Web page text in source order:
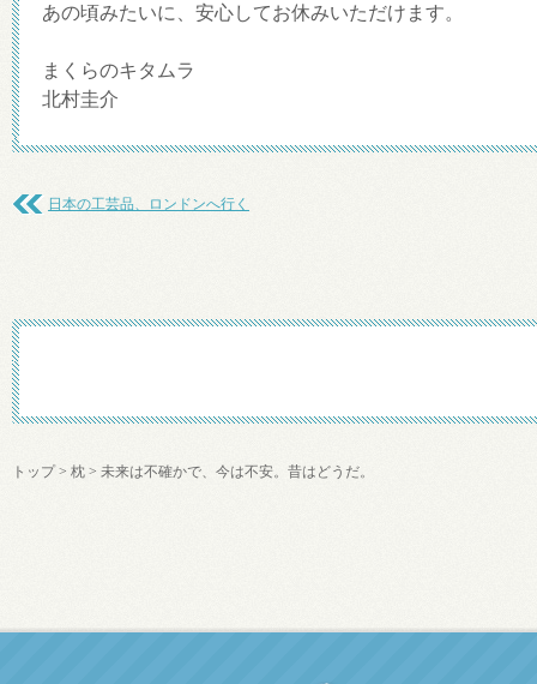
あの頃みたいに、安心してお休みいただけます。
まくらのキタムラ
北村圭介
日本の工芸品、ロンドンへ行く
トップ> 枕 > 未来は不確かで、今は不安。昔はどうだ。